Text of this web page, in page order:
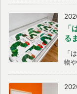
る
「
物